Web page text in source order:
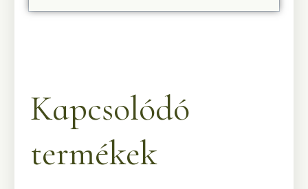
Kapcsolódó
termékek